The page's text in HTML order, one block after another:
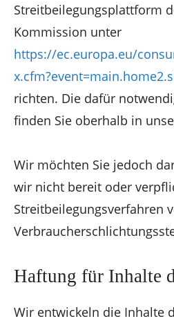
Streitbeilegungsplattform
Kommission unter
https://ec.europa.eu/
richten. Die dafür
finden Sie oberhalb in
Wir möchten Sie jedoch
wir nicht bereit oder
Streitbeilegungsverfahren
Haftung für Inhalte
Wir entwickeln die Inhalte